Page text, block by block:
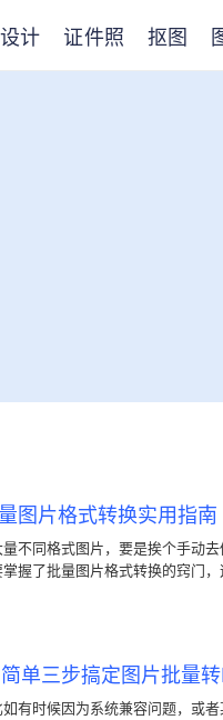
计 证件照 抠图
图片格式转换实用指南
不同格式图片，要是挨个手动
握了批量图片格式转换的窍门，
单三步搞定图片批量
有时候因为系统兼容问题，或